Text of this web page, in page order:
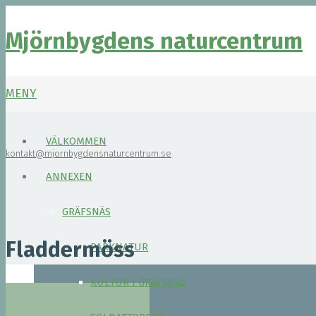
Mjörnbygdens naturcentrum
kontakt@mjornbygdensnaturcentrum.se
MENY
VÄLKOMMEN
ANNEXEN
GRÄFSNÄS
PARKNATUR
KULTUR I GRÄFSNÄS
Fladdermöss